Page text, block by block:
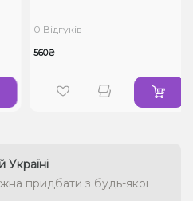
0 Відгуків
560₴
Україні
придбати з будь-якої